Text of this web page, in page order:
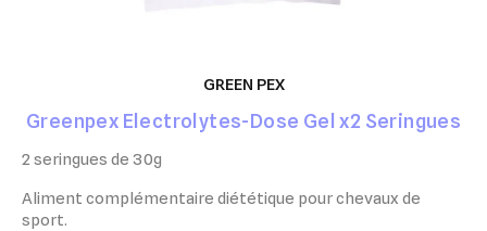
GREEN PEX
Greenpex Electrolytes-Dose Gel x2 Seringues
2 seringues de 30g
Aliment complémentaire diététique pour chevaux de
sport.